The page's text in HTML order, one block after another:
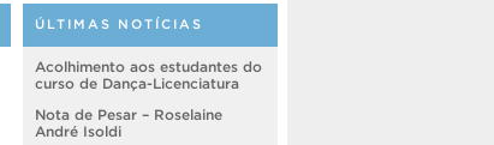
ÚLTIMAS NOTÍCIAS
Acolhimento aos estudantes do
curso de Dança-Licenciatura
Nota de Pesar – Roselaine
André Isoldi